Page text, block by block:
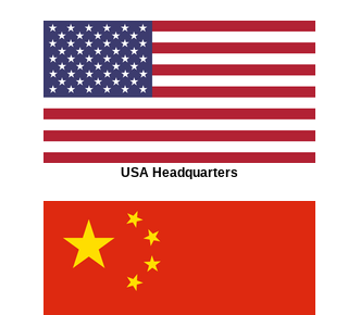
USA Headquarters